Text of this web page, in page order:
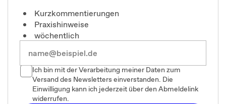
Kurzkommentierungen
Praxishinweise
wöchentlich
Ich bin mit der Verarbeitung meiner Daten zum
Versand des Newsletters einverstanden. Die
Einwilligung kann ich jederzeit über den Abmeldelink
widerrufen.